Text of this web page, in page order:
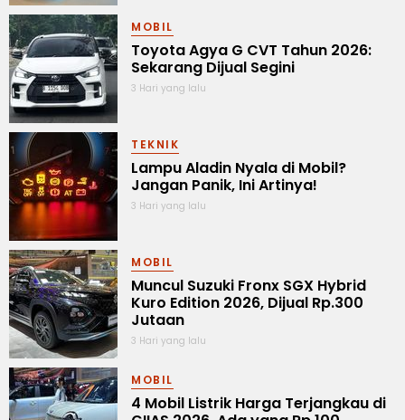
MOBIL
Toyota Agya G CVT Tahun 2026:
Sekarang Dijual Segini
3 Hari yang lalu
TEKNIK
Lampu Aladin Nyala di Mobil?
Jangan Panik, Ini Artinya!
3 Hari yang lalu
MOBIL
Muncul Suzuki Fronx SGX Hybrid
Kuro Edition 2026, Dijual Rp.300
Jutaan
3 Hari yang lalu
MOBIL
4 Mobil Listrik Harga Terjangkau di